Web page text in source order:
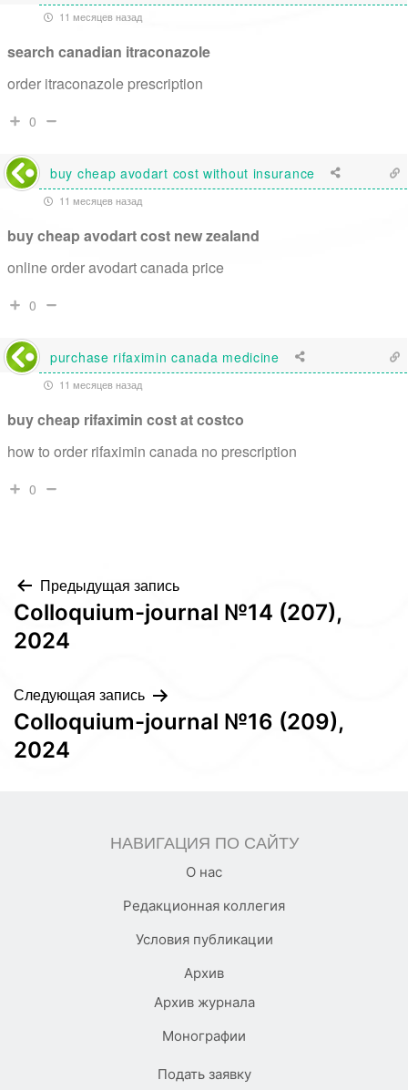
11 месяцев назад
search canadian itraconazole
order itraconazole prescription
0
buy cheap avodart cost without insurance
11 месяцев назад
buy cheap avodart cost new zealand
online order avodart canada price
0
purchase rifaximin canada medicine
11 месяцев назад
buy cheap rifaximin cost at costco
how to order rifaximin canada no prescription
0
Навигация
по
Предыдущая запись
Colloquium-journal №14 (207),
2024
Следующая запись
Colloquium-journal №16 (209),
2024
НАВИГАЦИЯ ПО САЙТУ
О нас
Редакционная коллегия
Условия публикации
Архив
Архив журнала
Монографии
Подать заявку